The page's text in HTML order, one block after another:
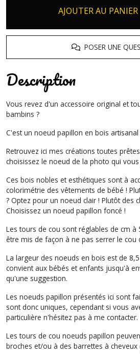
AJOUTER AU PANIER
POSER UNE
Description
Vous revez d'un accessoire original et
bambins ?
C'est un noeud papillon en bois
Retrouvez ici mes créations toutes
choisissez le noeud de la photo qui vous
Ces bois nobles et esthétiques sont à
colorimétrie des vêtements de bébé !
? Optez pour un noeud clair ! Plutôt des
Choisissez un noeud papillon foncé !
Les tours de cou sont réglables de cm à
être mis de façon à ne pas serrer le cou
La largeur des noeuds en bois est de
convient aux bébés et enfants jusqu'à
qu'une suggestion.
Les noeuds papillon présentés ici sont
sont donc uniques, cependant si vous
particulière n'hésitez pas à me contacter.
Les tours de cou noeuds papillon
broches et/ou à des barrettes à cheveux